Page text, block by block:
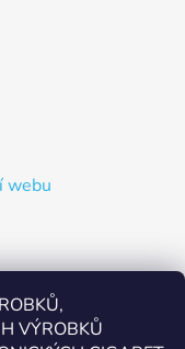
VÝROBKŮ
webu
informace o